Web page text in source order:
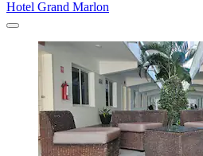
Hotel Grand Marlon